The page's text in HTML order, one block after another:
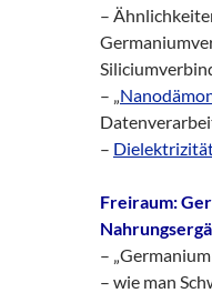
–
– „
–
Freiraum:
–
– wie man